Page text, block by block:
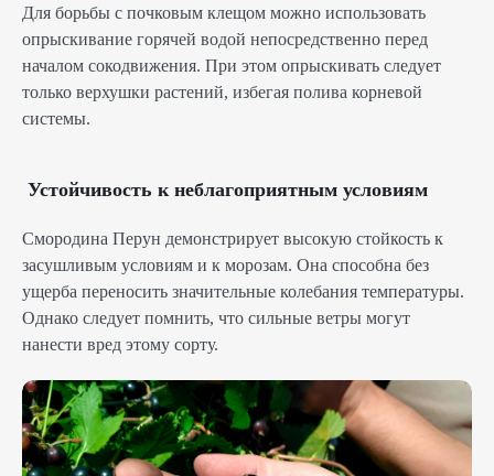
Для борьбы с почковым клещом можно использовать
опрыскивание горячей водой непосредственно перед
началом сокодвижения. При этом опрыскивать следует
только верхушки растений, избегая полива корневой
системы.
Устойчивость к неблагоприятным условиям
Смородина Перун демонстрирует высокую стойкость к
засушливым условиям и к морозам. Она способна без
ущерба переносить значительные колебания температуры.
Однако следует помнить, что сильные ветры могут
нанести вред этому сорту.